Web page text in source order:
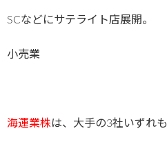
SCなどにサテライト店展開。
小売業
海運業株は、大手の3社いずれも